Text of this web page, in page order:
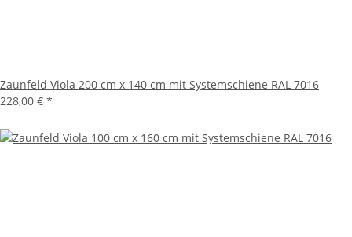
Zaunfeld Viola 200 cm x 140 cm mit Systemschiene RAL 7016
228,00 € *